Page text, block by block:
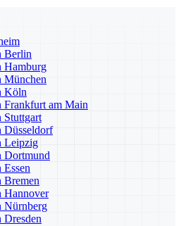
Berlin
Hamburg
München
Köln
Frankfurt am Main
Stuttgart
Düsseldorf
Leipzig
Dortmund
Bremen
Hannover
Nürnberg